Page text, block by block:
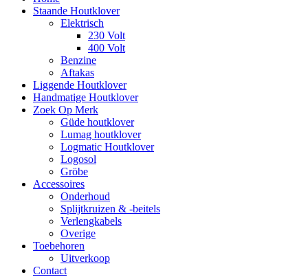
Staande Houtklover
Elektrisch
230 Volt
400 Volt
Benzine
Aftakas
Liggende Houtklover
Handmatige Houtklover
Zoek Op Merk
Güde houtklover
Lumag houtklover
Logmatic Houtklover
Logosol
Gröbe
Accessoires
Onderhoud
Splijtkruizen & -beitels
Verlengkabels
Overige
Toebehoren
Uitverkoop
Contact